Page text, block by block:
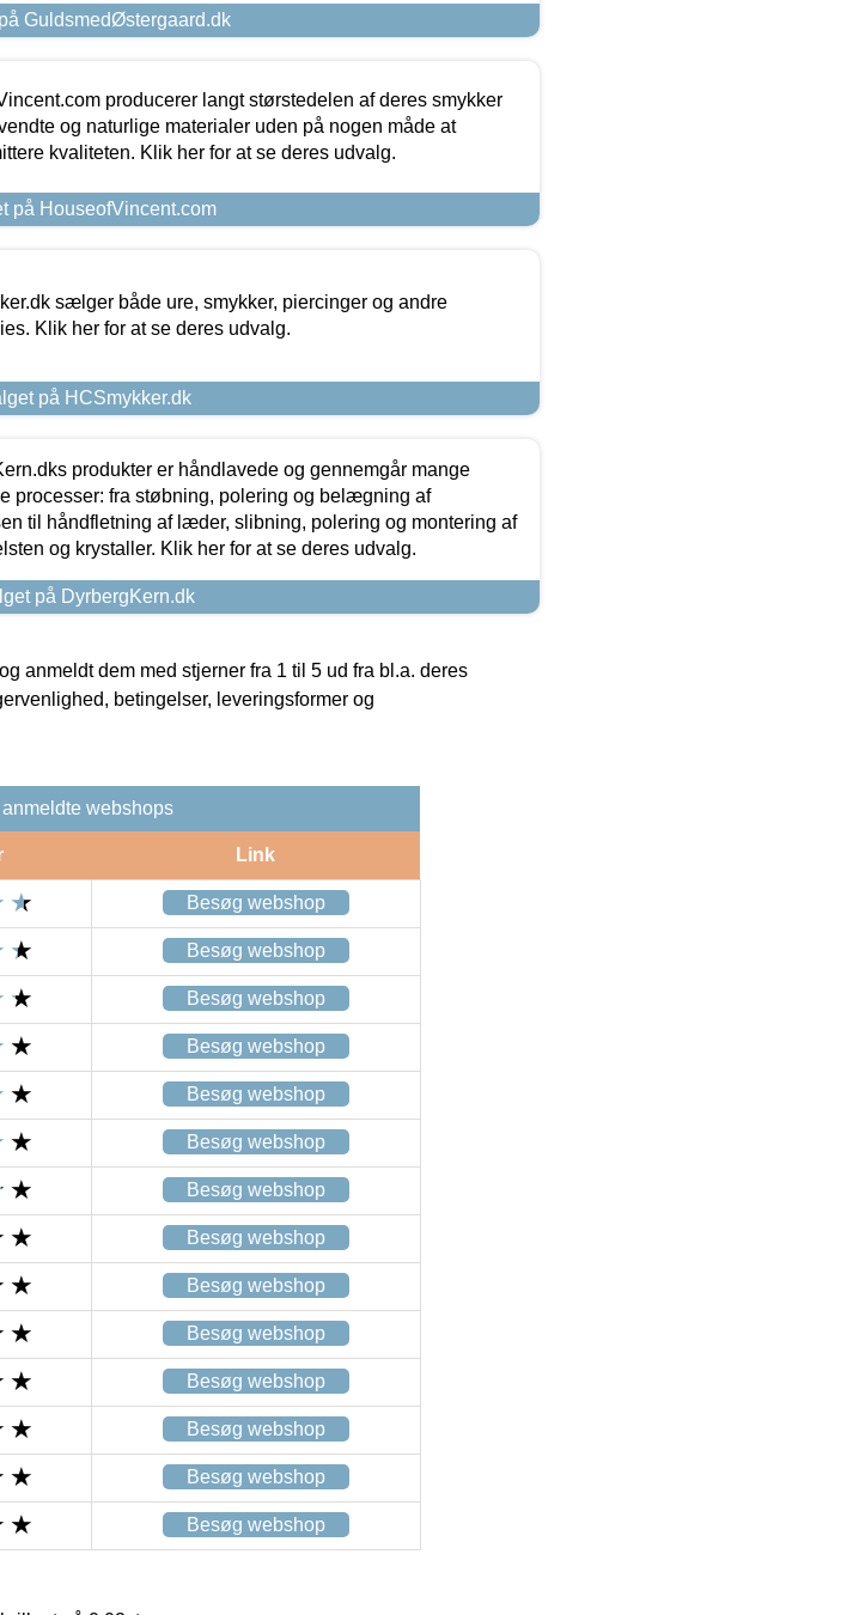
GuldsmedØstergaard.dk
producerer langt størstedelen af deres smykker
og naturlige materialer uden på nogen måde at
kvaliteten. Klik her for at se deres udvalg.
på HouseofVincent.com
sælger både ure, smykker, piercinger og andre
Klik her for at se deres udvalg.
på HCSmykker.dk
produkter er håndlavede og gennemgår mange
processer: fra støbning, polering og belægning af
til håndfletning af læder, slibning, polering og montering af
og krystaller. Klik her for at se deres udvalg.
på DyrbergKern.dk
anmeldt dem med stjerner fra 1 til 5 ud fra bl.a. deres
betingelser, leveringsformer og
anmeldte webshops
Link
Besøg webshop
Besøg webshop
Besøg webshop
Besøg webshop
Besøg webshop
Besøg webshop
Besøg webshop
Besøg webshop
Besøg webshop
Besøg webshop
Besøg webshop
Besøg webshop
Besøg webshop
Besøg webshop